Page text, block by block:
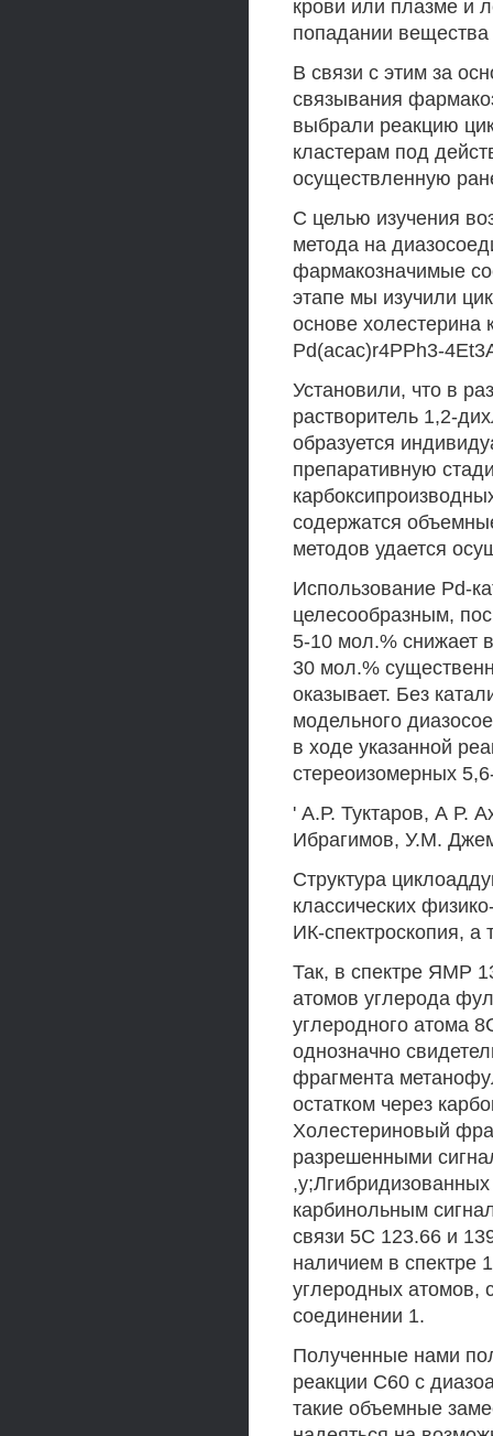
крови или плазме и
попадании
В связи с этим за
связывания
выбрали реакцию
кластерам под
осуществленную
С целью изучения
метода на
фармакозначимые
этапе мы изучили
основе холестерина
Pd(acac)r4PPh3-
Установили, что в
растворитель 1,2-
образуется
препаративную
содержатся
методов удается
Использование Pd-
целесообразным,
5-10 мол.% снижает
30 мол.%
оказывает. Без
модельного
в ходе указанной
стереоизомерных
' А.Р. Туктаров, А Р.
Ибрагимов, У.М.
Структура
классических
ИК-спектроскопия, а
Так, в спектре ЯМР
атомов углерода
углеродного атома
однозначно
фрагмента
остатком через
Холестериновый
разрешенными
карбинольным
связи 5С 123.66 и
наличием в спектре
углеродных атомов,
соединении 1.
Полученные нами
реакции С60 с
такие объемные